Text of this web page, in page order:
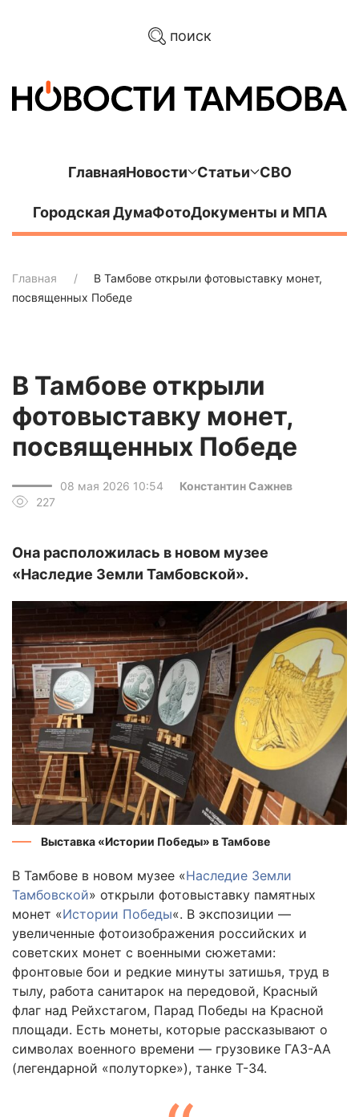
поиск
ГлавнаяНовости Статьи СВО
Городская ДумаФотоДокументы и МПА
Главная
В Тамбове открыли фотовыставку монет,
посвященных Победе
В Тамбове открыли
фотовыставку монет,
посвященных Победе
08 мая 2026 10:54
Константин Сажнев
227
Она расположилась в новом музее
«Наследие Земли Тамбовской».
Выставка «Истории Победы» в Тамбове
В Тамбове в новом музее «Наследие Земли
Тамбовской» открыли фотовыставку памятных
монет «Истории Победы«. В экспозиции —
увеличенные фотоизображения российских и
советских монет с военными сюжетами:
фронтовые бои и редкие минуты затишья, труд в
тылу, работа санитарок на передовой, Красный
флаг над Рейхстагом, Парад Победы на Красной
площади. Есть монеты, которые рассказывают о
символах военного времени — грузовике ГАЗ-АА
(легендарной «полуторке»), танке Т-34.